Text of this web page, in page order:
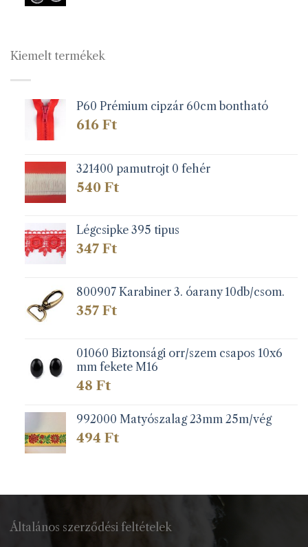
Kiemelt termékek
P60 Prémium cipzár 60cm bontható
616 Ft
321400 pamutrojt 0 fehér
540 Ft
Légcsipke 395 tipus
347 Ft
800907 Karabiner 3. óarany 10db/csom.
357 Ft
01060 Biztonsági orr/szem csapos 10x6
mm fekete M16
48 Ft
992000 Matyószalag 23mm 25m/vég
494 Ft
Általános szerződési feltételek